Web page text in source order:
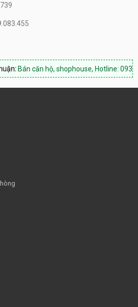
Bán căn hộ, shophouse, Hotline: